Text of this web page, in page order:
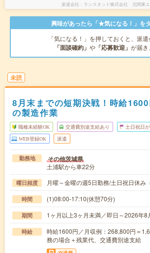
派遣会社 ランスタッド株式会社 北関東
興味があったら「★気になる！」を
「気になる！」を押しておくと、派
「面談確約」 や 「応募歓迎」 が届き
未読
8月末までの短期決戦！時給
の製造作業
職種未経験OK 交通費別途支給あり 土日祝日
WEB登録OK 派遣
勤務地 その他茨城県
土浦駅から車22分
曜日頻度 月曜～金曜の週5日勤務/土日祝日休み
時間 (1)08:00-17:10(休憩70分)
期間 1ヶ月以上3ヶ月未満／即日～2026年8
時給
時給1600円／月収例：268,800円＝
務の場合＋残業代、交通費別途支給